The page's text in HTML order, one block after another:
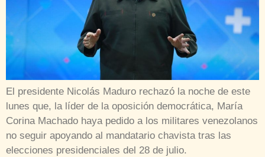
El presidente Nicolás Maduro rechazó la noche de este
lunes que, la líder de la oposición democrática, María
Corina Machado haya pedido a los militares venezolanos
no seguir apoyando al mandatario chavista tras las
elecciones presidenciales del 28 de julio.